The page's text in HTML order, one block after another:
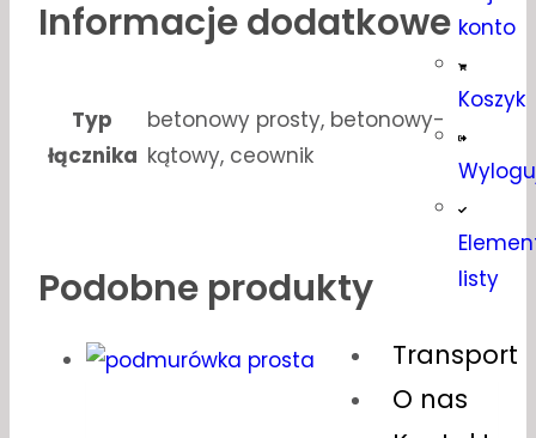
konto
Koszyk
listy
Transport
O nas
Informacje dodatkowe
Typ
łącznika
betonowy prosty, betonowy-
kątowy, ceownik
Podobne produkty